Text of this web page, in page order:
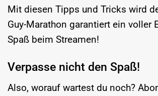
Mit diesen Tipps und Tricks wird
Guy-Marathon garantiert ein voller
Spaß beim Streamen!
Verpasse nicht den Spaß!
Also, worauf wartest du noch?